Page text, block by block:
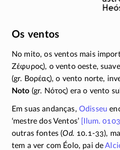
Os ventos
No mito, os ventos mais
Ζέφυρος), o vento oeste,
(gr. Βορέας), o vento norte,
Noto (gr. Νότος) era o vento
Em suas andanças, Odisseu
‘mestre dos Ventos’
[Ilum.
outras fontes (Od. 10.1-33),
tem a ver com Éolo, pai de